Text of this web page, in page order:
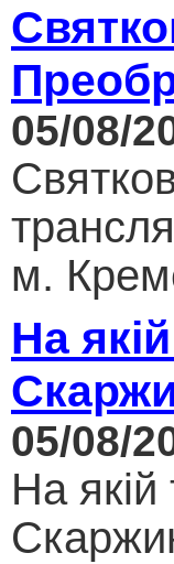
05/08/
м.
На
05/08/
На